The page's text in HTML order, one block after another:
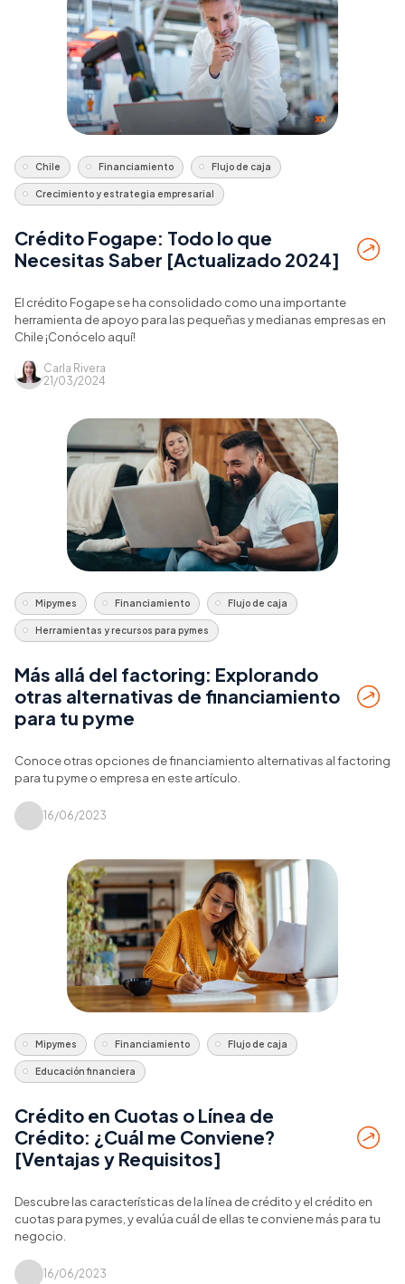
Chile Financiamiento Flujo de caja
Crecimiento y estrategia empresarial
Crédito Fogape: Todo lo que
Necesitas Saber [Actualizado 2024]
El crédito Fogape se ha consolidado como una importante
herramienta de apoyo para las pequeñas y medianas empresas en
Chile ¡Conócelo aquí!
Carla Rivera
21/03/2024
Mipymes Financiamiento Flujo de caja
Herramientas y recursos para pymes
Más allá del factoring: Explorando
otras alternativas de financiamiento
para tu pyme
Conoce otras opciones de financiamiento alternativas al factoring
para tu pyme o empresa en este artículo.
16/06/2023
Mipymes Financiamiento Flujo de caja
Educación financiera
Crédito en Cuotas o Línea de
Crédito: ¿Cuál me Conviene?
[Ventajas y Requisitos]
Descubre las características de la línea de crédito y el crédito en
cuotas para pymes, y evalúa cuál de ellas te conviene más para tu
negocio.
16/06/2023